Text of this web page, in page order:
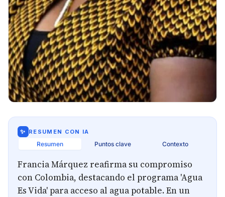
✨ RESUMEN CON IA
Resumen Puntos clave Contexto
Francia Márquez reafirma su compromiso
con Colombia, destacando el programa 'Agua
Es Vida' para acceso al agua potable. En un